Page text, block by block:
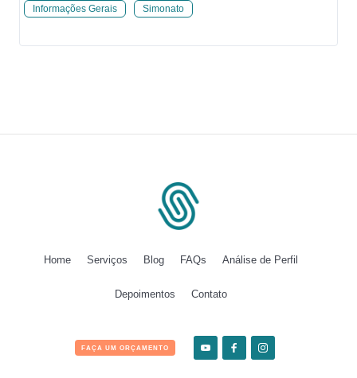
Informações Gerais Simonato
Home Serviços Blog FAQs Análise de Perfil
Depoimentos Contato
FAÇA UM ORÇAMENTO